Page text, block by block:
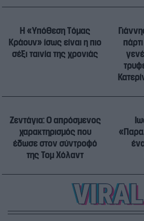
Η «Υπόθεση Τόμας
Κράουν» ίσως είναι η πιο
σέξι ταινία της χρονιάς
Ζεντάγια: Ο απρόσμενος
χαρακτηρισμός που
έδωσε στον σύντροφό
της Τομ Χόλαντ